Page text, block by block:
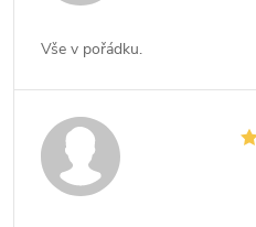
Vše v pořádku.